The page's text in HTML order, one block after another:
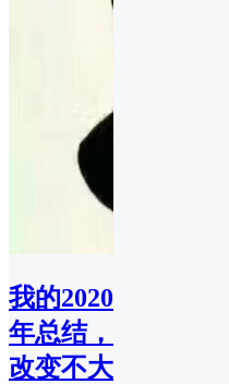
我的2020
年总结，
改变不大